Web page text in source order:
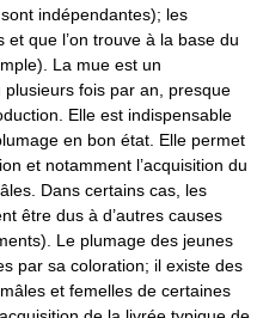
indépendantes); les
que l’on trouve à la base du
La mue est un
fois par an, presque
Elle est indispensable
en bon état. Elle permet
et notamment l’acquisition du
Dans certains cas, les
être dus à d’autres causes
Le plumage des jeunes
par sa coloration; il existe des
et femelles de certaines